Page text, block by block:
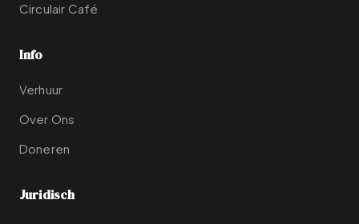
Circulair Café
Info
Verhuur
Over Ons
Doneren
Juridisch